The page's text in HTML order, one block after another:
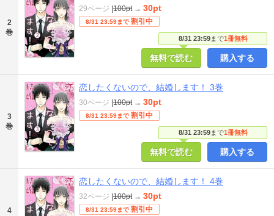
2
巻
8/31 23:59まで1冊無料
29ページ 100pt → 30pt
8/31 23:59まで 割引中
無料で読む 購入する
3
巻
恋したくないので、結婚します！ 3巻
8/31 23:59まで1冊無料
30ページ 100pt → 30pt
8/31 23:59まで 割引中
無料で読む 購入する
4
恋したくないので、結婚します！ 4巻
32ページ 100pt → 30pt
8/31 23:59まで 割引中